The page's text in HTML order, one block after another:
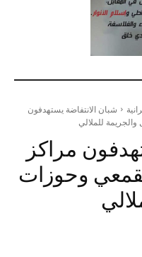
شبان الانتفاضة يستهدفون
للملالي
مراكز
وحوزات